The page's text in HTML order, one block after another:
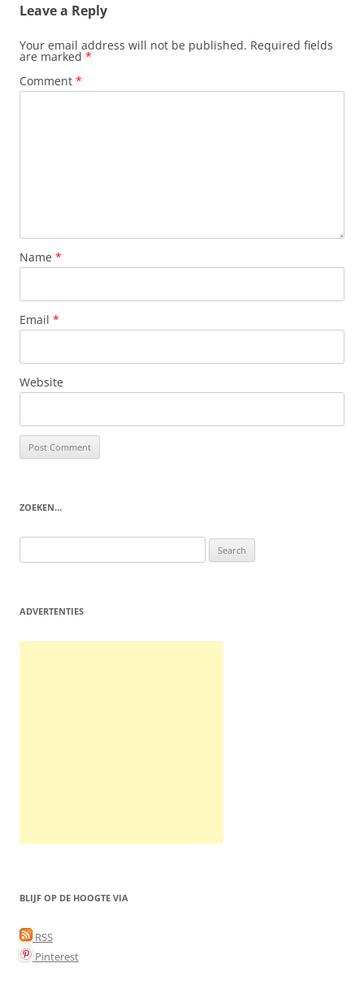
Leave a Reply
Your email address will not be published. Required fields
are marked *
Comment *
Name *
Email *
Website
ZOEKEN…
for:
ADVERTENTIES
BLIJF OP DE HOOGTE VIA
RSS
Pinterest